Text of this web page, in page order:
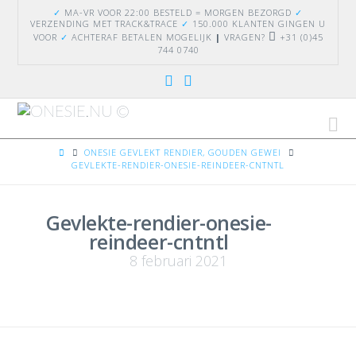
✓ MA-VR VOOR 22:00 BESTELD = MORGEN BEZORGD ✓
VERZENDING MET TRACK&TRACE ✓ 150.000 KLANTEN GINGEN U
VOOR ✓ ACHTERAF BETALEN MOGELIJK | VRAGEN?
+31 (0)45
744 0740
HOMEONESIE GEVLEKT RENDIER, GOUDEN GEWEI
GEVLEKTE-RENDIER-ONESIE-REINDEER-CNTNTL
Gevlekte-rendier-onesie-
reindeer-cntntl
8 februari 2021